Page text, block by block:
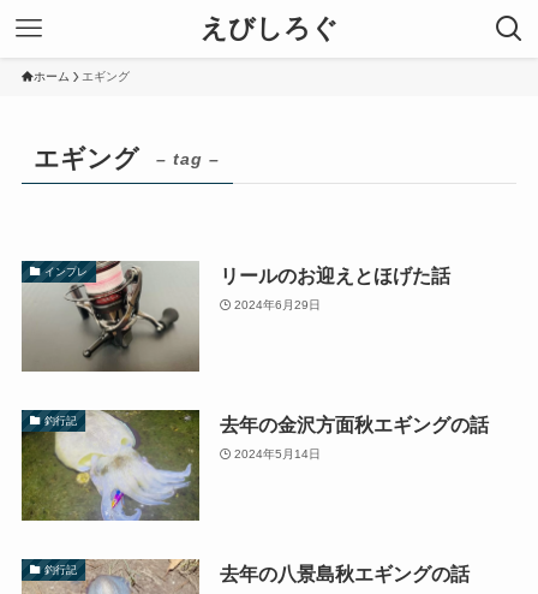
えびしろぐ
ホーム エギング
エギング – tag –
インプレ リールのお迎えとほげた話
2024年6月29日
釣行記 去年の金沢方面秋エギングの話
2024年5月14日
釣行記 去年の八景島秋エギングの話